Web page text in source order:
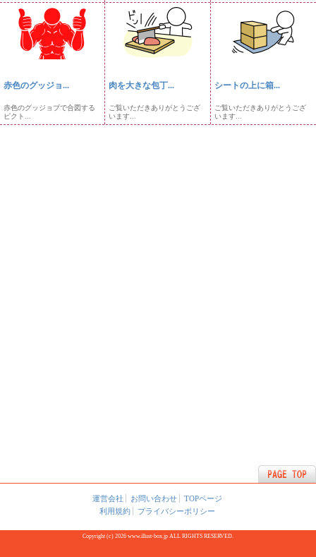
赤色のグッジョ...
赤色のグッジョブで合図する
ピクト...
肉を大きな包丁...
ご覧いただきありがとうござ
います...
シートの上に箱...
ご覧いただきありがとうござ
います...
運営会社 お問い合わせ
TOPページ
利用規約
プライバシーポリシー
Copyright (c) 2026 www.illust-box.jp ALL RIGHTS RESERVED.